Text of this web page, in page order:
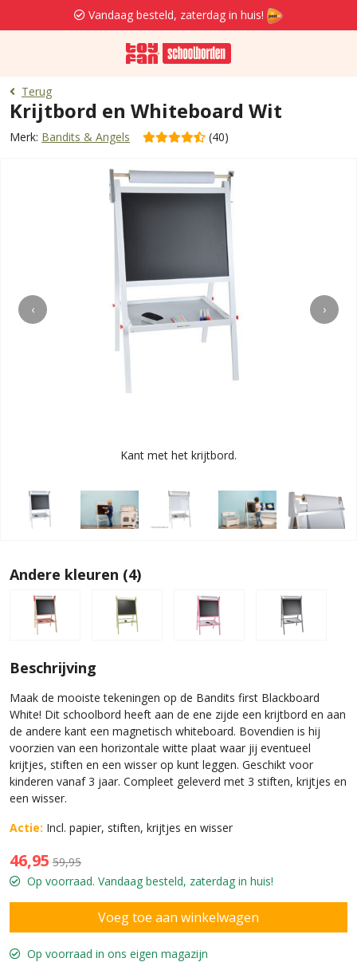
Vandaag besteld, zaterdag in huis!
Terug
Krijtbord en Whiteboard Wit
Merk: Bandits & Angels (40)
‹ ›
Kant met het krijtbord.
Andere kleuren (4)
Beschrijving
Maak de mooiste tekeningen op de Bandits first Blackboard
White! Dit schoolbord heeft aan de ene zijde een krijtbord en aan
de andere kant een magnetisch whiteboard. Bovendien is hij
voorzien van een horizontale witte plaat waar jij eventueel
krijtjes, stiften en een wisser op kunt leggen. Geschikt voor
kinderen vanaf 3 jaar. Compleet geleverd met 3 stiften, krijtjes en
een wisser.
Actie: Incl. papier, stiften, krijtjes en wisser
46,95 59,95
Op voorraad. Vandaag besteld, zaterdag in huis!
Op voorraad in ons eigen magazijn